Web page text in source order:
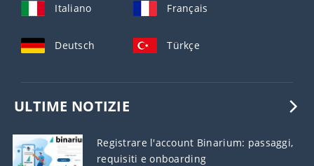
Italiano Français
Deutsch Türkçe
ULTIME NOTIZIE
Registrare l'account Binarium: passaggi,
requisiti e onboarding